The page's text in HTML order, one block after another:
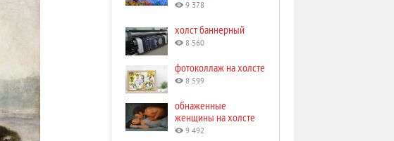
9 378
холст баннерный
8 560
фотоколлаж на холсте
8 599
обнаженные
женщины на холсте
9 492